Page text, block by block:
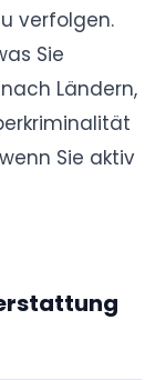
verfolgen.
Sie
Ländern,
Sie aktiv